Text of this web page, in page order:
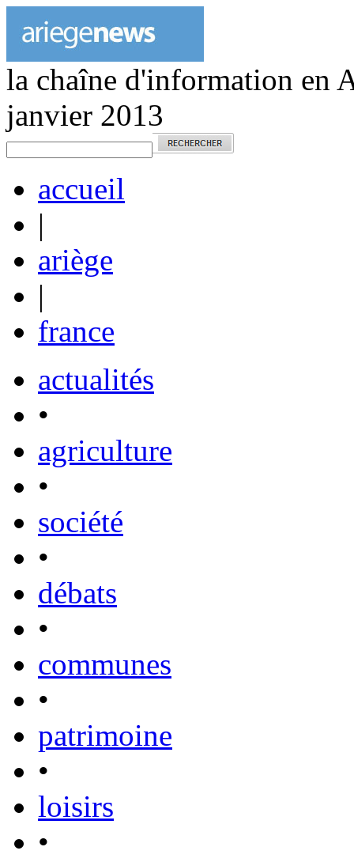
la chaîne d'information en
janvier 2013
accueil
|
ariège
|
france
actualités
•
agriculture
•
société
•
débats
•
communes
•
patrimoine
•
loisirs
•